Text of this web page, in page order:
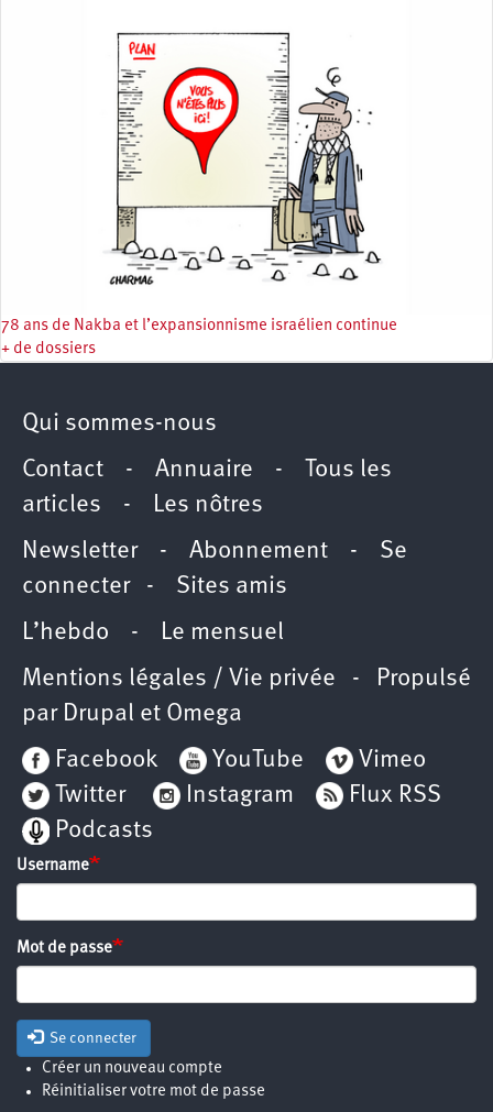
78 ans de Nakba et l’expansionnisme israélien continue
+ de dossiers
Qui sommes-nous
Contact - Annuaire -
Tous les
articles - Les nôtres
Newsletter- Abonnement - Se
connecter- Sites amis
L’hebdo - Le mensuel
Mentions légales / Vie privée - Propulsé
par Drupal et Omega
Facebook
YouTube
Vimeo
Twitter
Instagram
Flux RSS
Podcasts
Username
Mot de passe
Se connecter
Créer un nouveau compte
Réinitialiser votre mot de passe